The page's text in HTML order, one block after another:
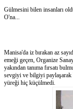
Gülmesini bilen insanları
O'na...
Manisa'da iz bırakan az
emeği geçen, Organize
yakından tanıma fırsatı
sevgiyi ve bilgiyi
yüreği hiç küçülmedi.